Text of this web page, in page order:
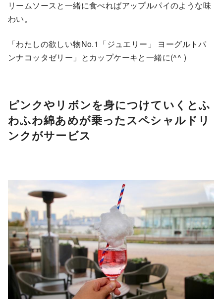
リームソースと一緒に食べればアップルパイのような味
わい。
「わたしの欲しい物No.1「ジュエリー」 ヨーグルトパ
ンナコッタゼリー」とカップケーキと一緒に(^^ )
ピンクやリボンを身につけていくとふ
わふわ綿あめが乗ったスペシャルドリ
ンクがサービス